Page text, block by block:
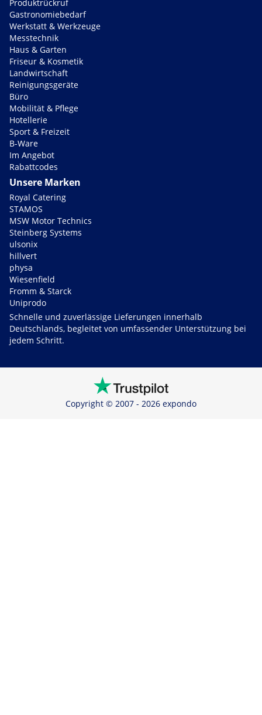
Produktrückruf
Gastronomiebedarf
Werkstatt & Werkzeuge
Messtechnik
Haus & Garten
Friseur & Kosmetik
Landwirtschaft
Reinigungsgeräte
Büro
Mobilität & Pflege
Hotellerie
Sport & Freizeit
B-Ware
Im Angebot
Rabattcodes
Unsere Marken
Royal Catering
STAMOS
MSW Motor Technics
Steinberg Systems
ulsonix
hillvert
physa
Wiesenfield
Fromm & Starck
Uniprodo
Schnelle und zuverlässige Lieferungen innerhalb
Deutschlands, begleitet von umfassender Unterstützung bei
jedem Schritt.
Copyright © 2007 - 2026 expondo